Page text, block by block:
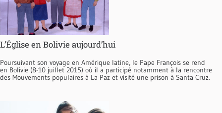
L’Église en Bolivie aujourd’hui
Poursuivant son voyage en Amérique latine, le Pape François se rend
en Bolivie (8-10 juillet 2015) où il a participé notamment à la rencontre
des Mouvements populaires à La Paz et visité une prison à Santa Cruz.